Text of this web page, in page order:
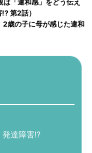
「違和感」をどう伝え
第2話）
2歳の子に母が感じた違和
発達障害!?